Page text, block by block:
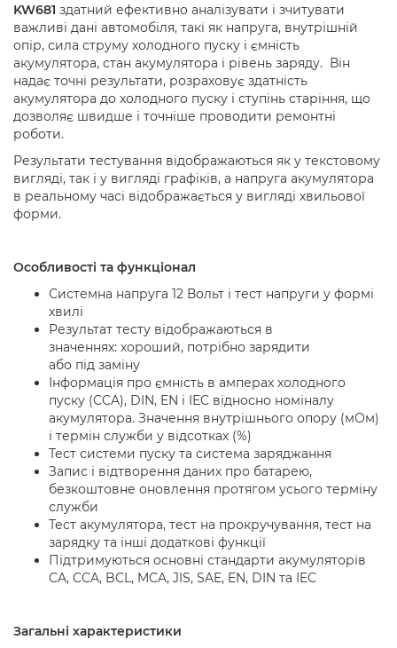
KW681 здатний ефективно аналізувати і зчитувати
важливі дані автомобіля, такі як напруга, внутрішній
опір, сила струму холодного пуску і ємність
акумулятора, стан акумулятора і рівень заряду. Він
надає точні результати, розраховує здатність
акумулятора до холодного пуску і ступінь старіння, що
дозволяє швидше і точніше проводити ремонтні
роботи.
Результати тестування відображаються як у текстовому
вигляді, так і у вигляді графіків, а напруга акумулятора
в реальному часі відображається у вигляді хвильової
форми.
Особливості та функціонал
Системна напруга 12 Вольт і тест напруги у формі
хвилі
Результат тесту відображаються в
значеннях: хороший, потрібно зарядити
або під заміну
Інформація про ємність в амперах холодного
пуску (CCA), DIN, EN і IEC відносно номіналу
акумулятора. Значення внутрішнього опору (мОм)
і термін служби у відсотках (%)
Тест системи пуску та система заряджання
Запис і відтворення даних про батарею,
безкоштовне оновлення протягом усього терміну
служби
Тест акумулятора, тест на прокручування, тест на
зарядку та інші додаткові функції
Підтримуються основні стандарти акумуляторів
CA, CCA, BCL, MCA, JIS, SAE, EN, DIN та IEC
Загальні характеристики